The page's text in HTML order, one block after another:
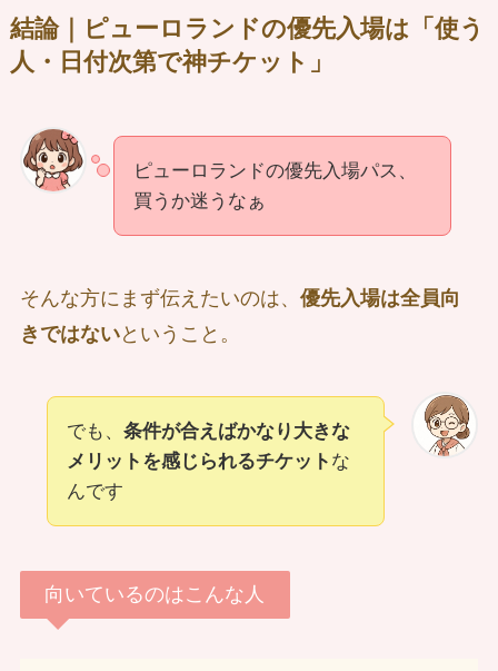
結論｜ピューロランドの優先入場は「使う
人・日付次第で神チケット」
ピューロランドの優先入場パス、
買うか迷うなぁ
そんな方にまず伝えたいのは、 優先入場は全員向
きではないということ。
でも、 条件が合えばかなり大きな
メリットを感じられるチケット な
んです
向いているのはこんな人